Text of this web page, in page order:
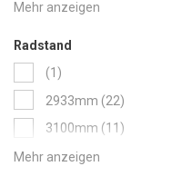
Tourneo Custom
Transit Custom
Radstand
1 item
2933mm
22items
3100mm
11items
3500mm